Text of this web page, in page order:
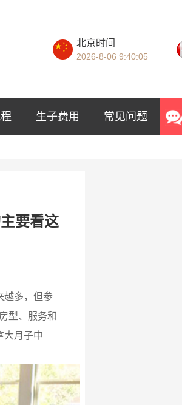
北京时间
2026-8-06 9:40:07
生子费用 常见问题
要看这
越多，但参
型、服务和
大月子中